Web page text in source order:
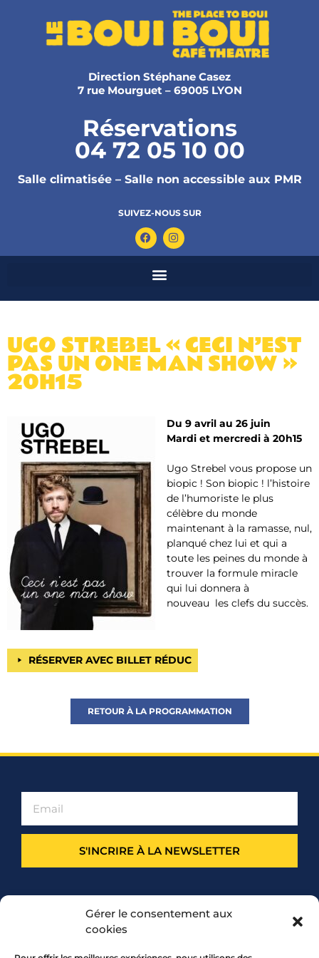
Gérer le consentement aux
cookies
Direction Stéphane Casez
7 rue Mourguet – 69005 LYON
Réservations
04 72 05 10 00
Salle climatisée – Salle non accessible aux PMR
SUIVEZ-NOUS SUR
UGO STREBEL « CECI N’EST
PAS UN ONE MAN SHOW »
20H15
Du 9 avril au 26 juin
Mardi et mercredi à 20h15
Ugo Strebel vous propose un
biopic ! Son biopic ! l’histoire
de l’humoriste le plus
célèbre du monde
maintenant à la ramasse, nul,
planqué chez lui et qui a
toute les peines du monde à
trouver la formule miracle
qui lui donnera à
nouveau les clefs du succès.
RÉSERVER AVEC BILLET RÉDUC
RETOUR À LA PROGRAMMATION
S'INCRIRE À LA NEWSLETTER